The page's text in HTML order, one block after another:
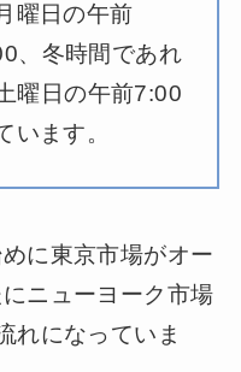
曜日の午前
、冬時間であれ
曜日の午前7:00
います。
に東京市場がオー
ニューヨーク市場
れになっていま